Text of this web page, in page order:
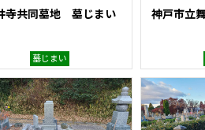
寺共同墓地 墓じまい
墓じまい
神戸市立